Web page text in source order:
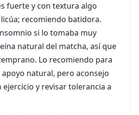
fuerte y con textura algo
recomiendo batidora.
si lo tomaba muy
natural del matcha, así que
Lo recomiendo para
natural, pero aconsejo
y revisar tolerancia a